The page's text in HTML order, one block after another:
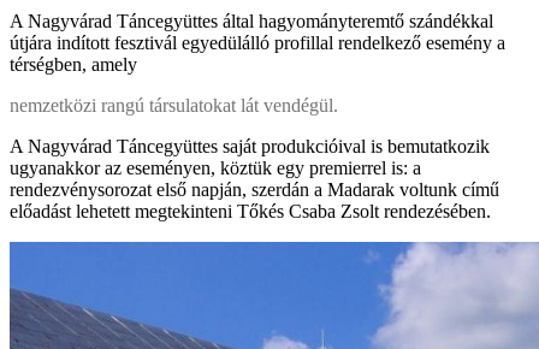
A Nagyvárad Táncegyüttes által hagyományteremtő szándékkal
útjára indított fesztivál egyedülálló profillal rendelkező esemény a
térségben, amely
nemzetközi rangú társulatokat lát vendégül.
A Nagyvárad Táncegyüttes saját produkcióival is bemutatkozik
ugyanakkor az eseményen, köztük egy premierrel is: a
rendezvénysorozat első napján, szerdán a Madarak voltunk című
előadást lehetett megtekinteni Tőkés Csaba Zsolt rendezésében.